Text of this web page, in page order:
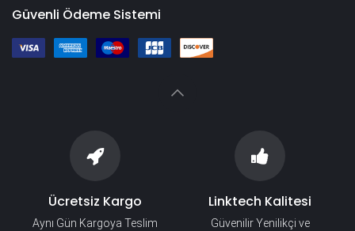
Güvenli Ödeme Sistemi
Ücretsiz Kargo
Aynı Gün Kargoya Teslim
Linktech Kalitesi
Güvenilir Yenilikçi ve